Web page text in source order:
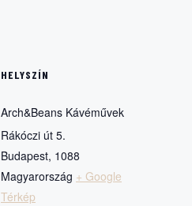
HELYSZÍN
Arch&Beans Kávéművek
Rákóczi út 5.
Budapest, 1088
Magyarország + Google
Térkép